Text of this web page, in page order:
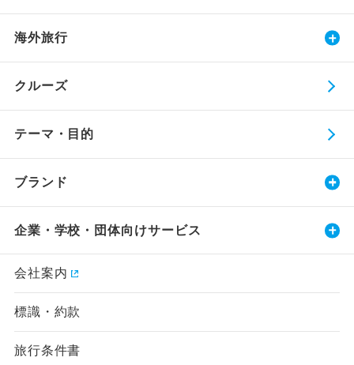
海外旅行
クルーズ
テーマ・目的
ブランド
企業・学校・団体向けサービス
会社案内
標識・約款
旅行条件書